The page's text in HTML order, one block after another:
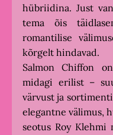
hübriidina. Just
tema õis
romantilise
kõrgelt hindavad.
Salmon Chiffon
midagi erilist –
värvust ja
elegantne välimus,
seotus Roy Klehmi